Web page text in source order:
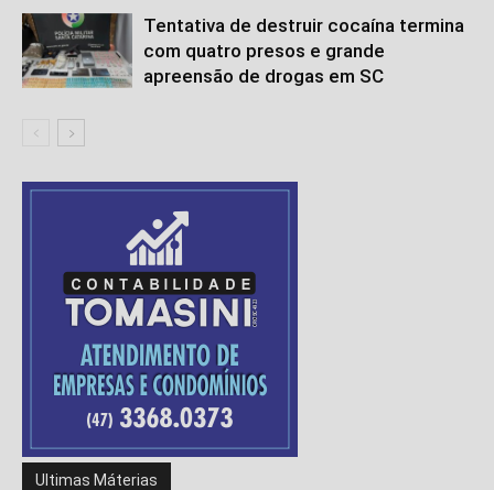
Tentativa de destruir cocaína termina
com quatro presos e grande
apreensão de drogas em SC
Ultimas Máterias